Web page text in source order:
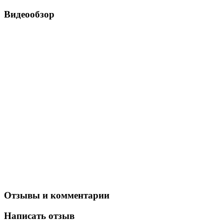
Видеообзор
Отзывы и комментарии
Написать отзыв